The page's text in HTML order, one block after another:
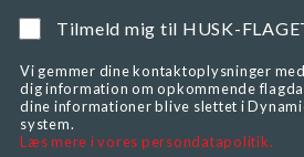
Tilmeld mig til HUSK-
Vi gemmer dine kontaktoplysninger
dig information om opkommende
dine informationer blive slettet i
system.
Læs mere i vores persondatapolitik.